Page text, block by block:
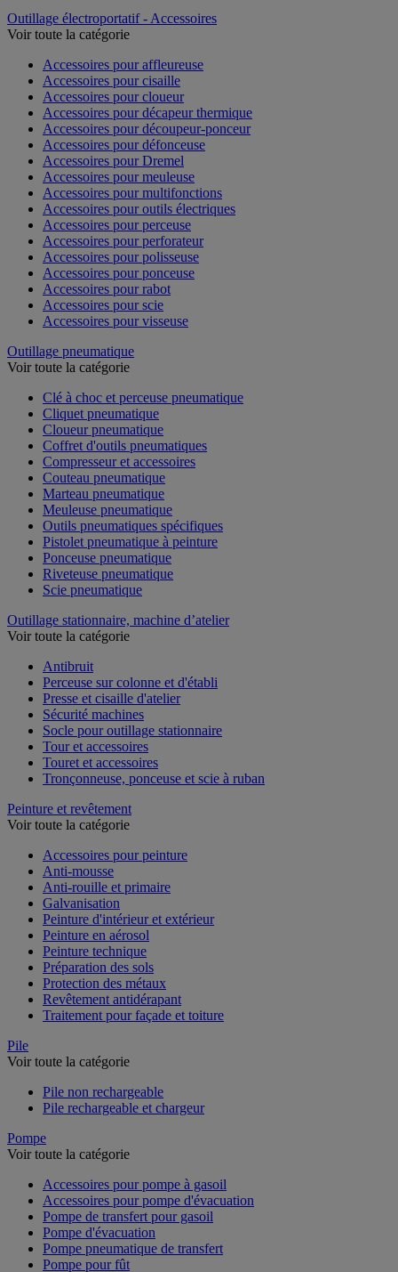
Outillage électroportatif - Accessoires
Voir toute la catégorie
Accessoires pour affleureuse
Accessoires pour cisaille
Accessoires pour cloueur
Accessoires pour décapeur thermique
Accessoires pour découpeur-ponceur
Accessoires pour défonceuse
Accessoires pour Dremel
Accessoires pour meuleuse
Accessoires pour multifonctions
Accessoires pour outils électriques
Accessoires pour perceuse
Accessoires pour perforateur
Accessoires pour polisseuse
Accessoires pour ponceuse
Accessoires pour rabot
Accessoires pour scie
Accessoires pour visseuse
Outillage pneumatique
Voir toute la catégorie
Clé à choc et perceuse pneumatique
Cliquet pneumatique
Cloueur pneumatique
Coffret d'outils pneumatiques
Compresseur et accessoires
Couteau pneumatique
Marteau pneumatique
Meuleuse pneumatique
Outils pneumatiques spécifiques
Pistolet pneumatique à peinture
Ponceuse pneumatique
Riveteuse pneumatique
Scie pneumatique
Outillage stationnaire, machine d’atelier
Voir toute la catégorie
Antibruit
Perceuse sur colonne et d'établi
Presse et cisaille d'atelier
Sécurité machines
Socle pour outillage stationnaire
Tour et accessoires
Touret et accessoires
Tronçonneuse, ponceuse et scie à ruban
Peinture et revêtement
Voir toute la catégorie
Accessoires pour peinture
Anti-mousse
Anti-rouille et primaire
Galvanisation
Peinture d'intérieur et extérieur
Peinture en aérosol
Peinture technique
Préparation des sols
Protection des métaux
Revêtement antidérapant
Traitement pour façade et toiture
Pile
Voir toute la catégorie
Pile non rechargeable
Pile rechargeable et chargeur
Pompe
Voir toute la catégorie
Accessoires pour pompe à gasoil
Accessoires pour pompe d'évacuation
Pompe de transfert pour gasoil
Pompe d'évacuation
Pompe pneumatique de transfert
Pompe pour fût